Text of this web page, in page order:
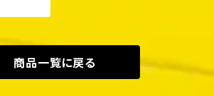
商品一覧に戻る